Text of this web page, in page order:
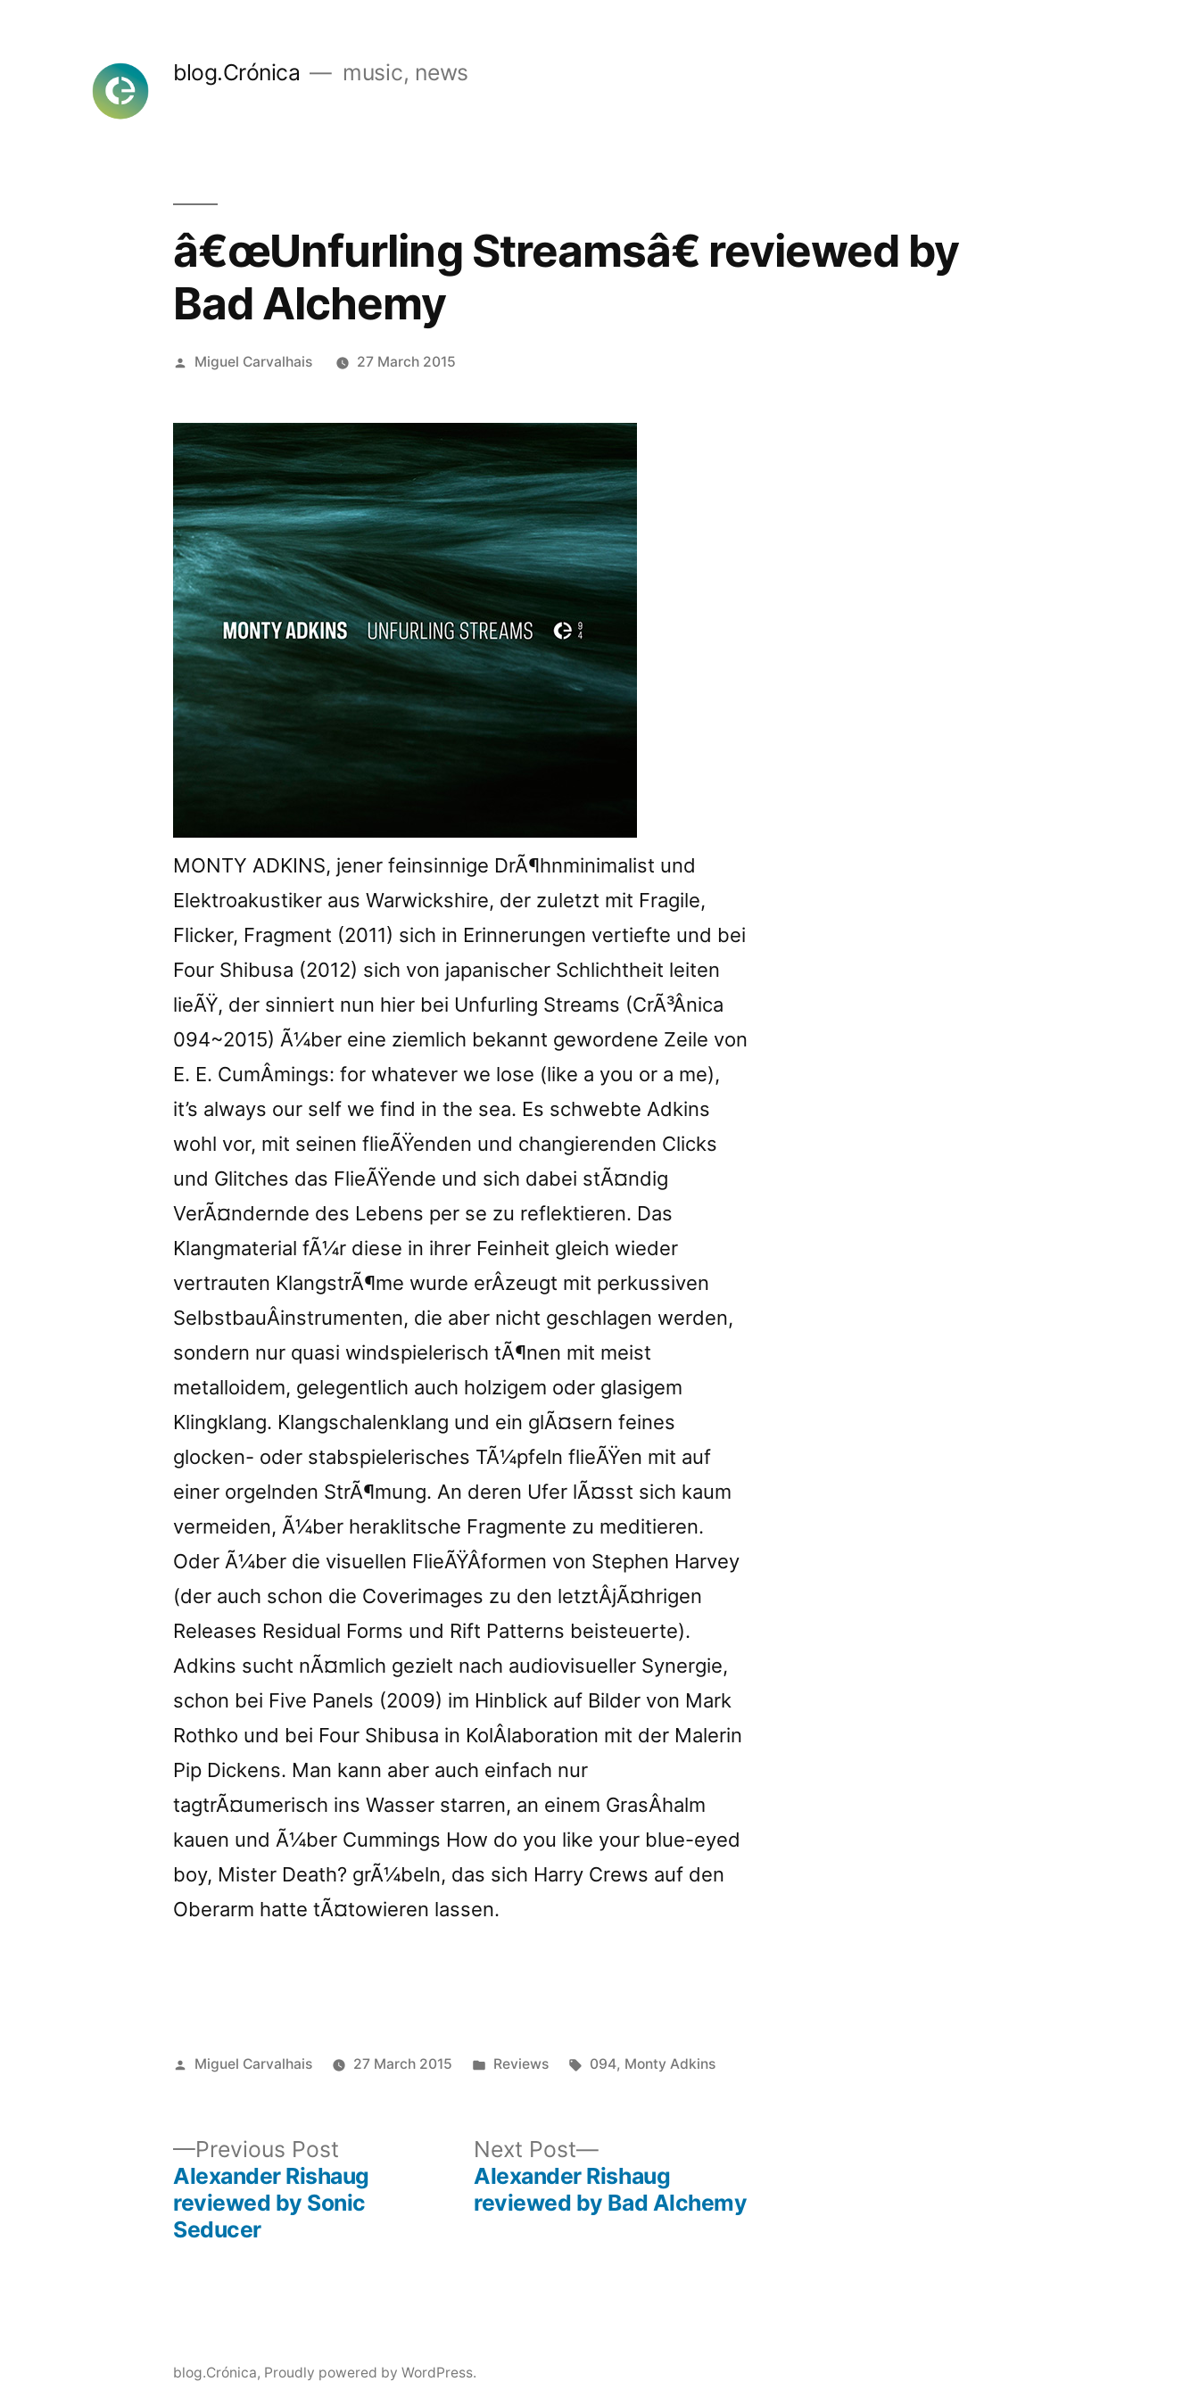
blog.Crónica music, news
â€œUnfurling Streamsâ€ reviewed by
Bad Alchemy
Posted
Miguel Carvalhais 27 March 2015
MONTY ADKINS, jener feinsinnige DrÃ¶hnminimalist und
Elektroakustiker aus Warwickshire, der zuletzt mit Fragile,
Flicker, Fragment (2011) sich in Erinnerungen vertiefte und bei
Four Shibusa (2012) sich von japanischer Schlichtheit leiten
lieÃŸ, der sinniert nun hier bei Unfurling Streams (CrÃ³Â­nica
094~2015) Ã¼ber eine ziemlich bekannt gewordene Zeile von
E. E. CumÂ­mings: for whatever we lose (like a you or a me),
it’s always our self we find in the sea. Es schwebte Adkins
wohl vor, mit seinen flieÃŸenden und changierenden Clicks
und Glitches das FlieÃŸende und sich dabei stÃ¤ndig
VerÃ¤ndernde des Lebens per se zu reflektieren. Das
Klangmaterial fÃ¼r diese in ihrer Feinheit gleich wieder
vertrauten KlangstrÃ¶me wurde erÂ­zeugt mit perkussiven
SelbstbauÂ­instrumenten, die aber nicht geschlagen werden,
sondern nur quasi windspielerisch tÃ¶nen mit meist
metalloidem, gelegentlich auch holzigem oder glasigem
Klingklang. Klangschalenklang und ein glÃ¤sern feines
glocken- oder stabspielerisches TÃ¼pfeln flieÃŸen mit auf
einer orgelnden StrÃ¶mung. An deren Ufer lÃ¤sst sich kaum
vermeiden, Ã¼ber heraklitsche Fragmente zu meditieren.
Oder Ã¼ber die visuellen FlieÃŸÂ­formen von Stephen Harvey
(der auch schon die Coverimages zu den letztÂ­jÃ¤hrigen
Releases Residual Forms und Rift Patterns beisteuerte).
Adkins sucht nÃ¤mlich gezielt nach audiovisueller Synergie,
schon bei Five Panels (2009) im Hinblick auf Bilder von Mark
Rothko und bei Four Shibusa in KolÂ­laboration mit der Malerin
Pip Dickens. Man kann aber auch einfach nur
tagtrÃ¤umerisch ins Wasser starren, an einem GrasÂ­halm
kauen und Ã¼ber Cummings How do you like your blue-eyed
boy, Mister Death? grÃ¼beln, das sich Harry Crews auf den
Oberarm hatte tÃ¤towieren lassen.
Posted
Miguel Carvalhais 27 March 2015
Posted
Reviews Tags:
094, Monty Adkins
navigation
Previous Post
post:
Alexander Rishaug
reviewed by Sonic
Seducer
Next Post
Next
post:
Alexander Rishaug
reviewed by Bad Alchemy
blog.Crónica, Proudly powered by WordPress.